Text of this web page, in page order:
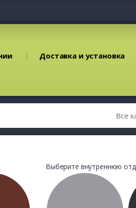
Доставка и установка
Выберите внутреннюю